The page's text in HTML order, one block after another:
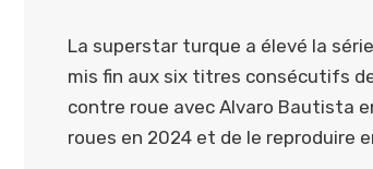
La superstar turque a élevé la
mis fin aux six titres consécutifs
contre roue avec Alvaro Bautista
roues en 2024 et de le reproduire